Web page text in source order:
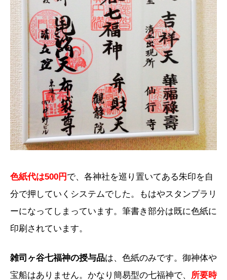
色紙代は500円 で、各神社を巡り置いてある朱印を自
分で押していくシステムでした。もはやスタンプラリ
ーになってしまっています。筆書き部分は既に色紙に
印刷されています。
雑司ヶ谷七福神の授与品は、色紙のみです。御神体や
宝船はありません。かなり簡易型の七福神で、
所要時